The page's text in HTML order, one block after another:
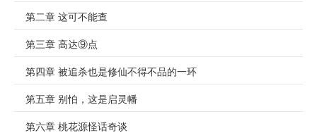
第二章 这可不能查
第三章 高达⑨点
第四章 被追杀也是修仙不得不品的一环
第五章 别怕，这是启灵幡
第六章 桃花源怪话奇谈